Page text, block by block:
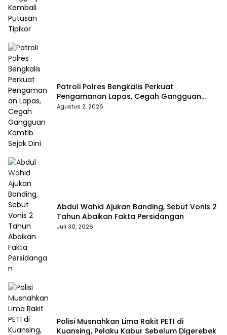
Patroli Polres Bengkalis Perkuat
Pengamanan Lapas, Cegah Gangguan
Kamtib Sejak Dini
Agustus 2, 2026
Abdul Wahid Ajukan Banding, Sebut Vonis 2
Tahun Abaikan Fakta Persidangan
Juli 30, 2026
Polisi Musnahkan Lima Rakit PETI di
Kuansing, Pelaku Kabur Sebelum Digerebek